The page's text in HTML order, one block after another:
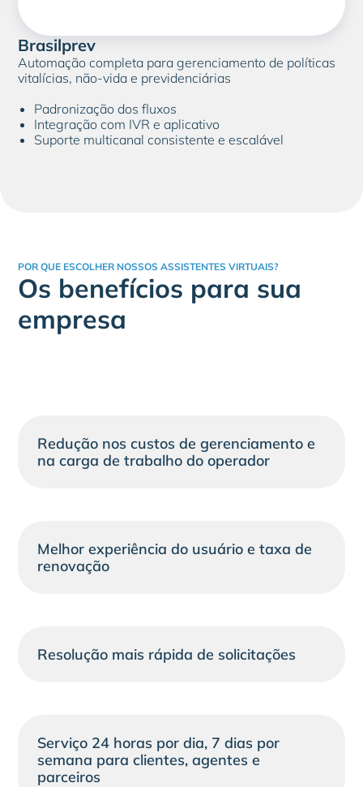
Brasilprev
Automação completa para gerenciamento de políticas
vitalícias, não-vida e previdenciárias
Padronização dos fluxos
Integração com IVR e aplicativo
Suporte multicanal consistente e escalável
POR QUE ESCOLHER NOSSOS ASSISTENTES VIRTUAIS?
Os benefícios para sua
empresa
Redução nos custos de gerenciamento e
na carga de trabalho do operador
Melhor experiência do usuário e taxa de
renovação
Resolução mais rápida de solicitações
Serviço 24 horas por dia, 7 dias por
semana para clientes, agentes e
parceiros